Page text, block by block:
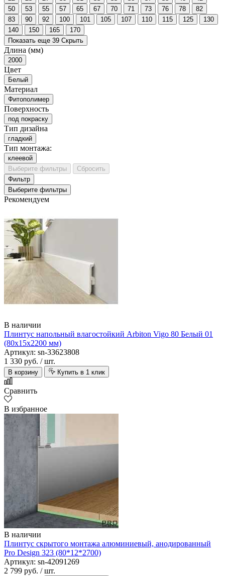
50
53 55 57 65 67 70 71 73 76 78
82
83
90 92 100 101 105 107 110 115 125
130
140
150 165
170
Показать еще 39 Скрыть
Длина (мм)
2000
Цвет
Белый
Материал
Фитополимер
Поверхность
под покраску
Тип дизайна
гладкий
Тип монтажа:
клеевой
Выберите фильтры
Сбросить
Фильтр
Выберите фильтры
Рекомендуем
В наличии
Плинтус напольный влагостойкий Arbiton Vigo 80 Белый 01
(80х15х2200 мм)
Артикул: sn-33623808
1 330 руб. / шт.
В корзину Купить в 1 клик
Сравнить
В избранное
В наличии
Плинтус скрытого монтажа алюминиевый, анодированный
Pro Design 323 (80*12*2700)
Артикул: sn-42091269
2 799 руб. / шт.